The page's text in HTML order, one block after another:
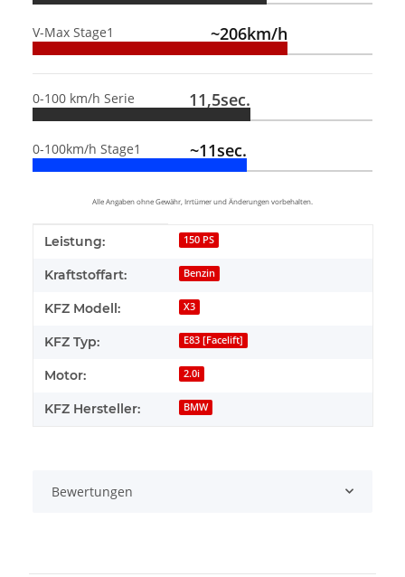
V-Max Stage1 ~206km/h
0-100 km/h Serie 11,5sec.
0-100km/h Stage1 ~11sec.
Alle Angaben ohne Gewähr, Irrtümer und Änderungen vorbehalten.
Produkteigenschaft
Wert
Leistung: 150 PS
Kraftstoffart: Benzin
KFZ Modell: X3
KFZ Typ: E83 [Facelift]
Motor: 2.0i
KFZ Hersteller: BMW
Bewertungen